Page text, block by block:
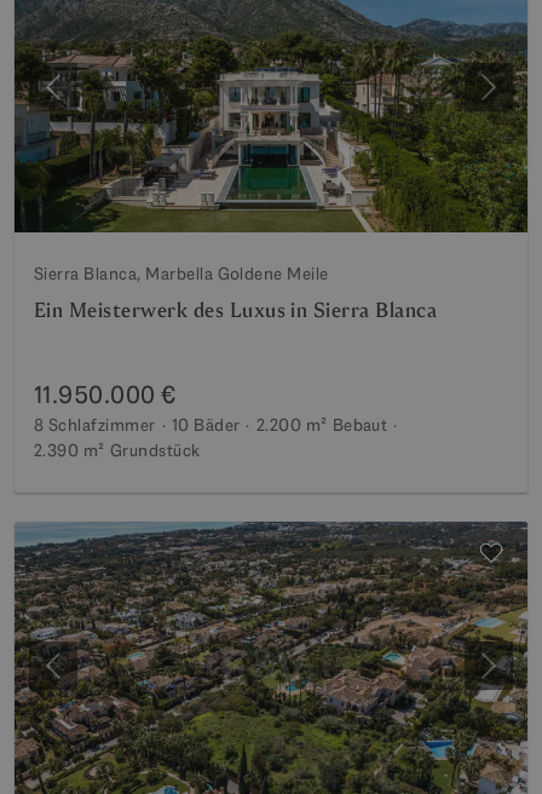
Vorherige
Sierra Blanca, Marbella Goldene Meile
Ein Meisterwerk des Luxus in Sierra Blanca
11.950.000 €
8 Schlafzimmer 10 Bäder 2.200 m² Bebaut
2.390 m² Grundstück
Vorherige